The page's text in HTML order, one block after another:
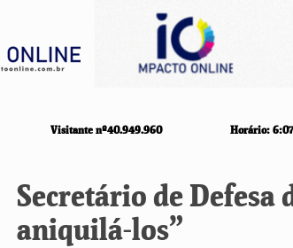
Visitante nº40.949.960 Horário:
Secretário de Defesa
aniquilá‑los”